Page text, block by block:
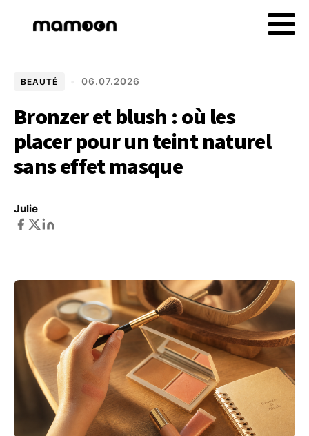
BEAUTÉ 06.07.2026
Bronzer et blush : où les
placer pour un teint naturel
sans effet masque
Julie